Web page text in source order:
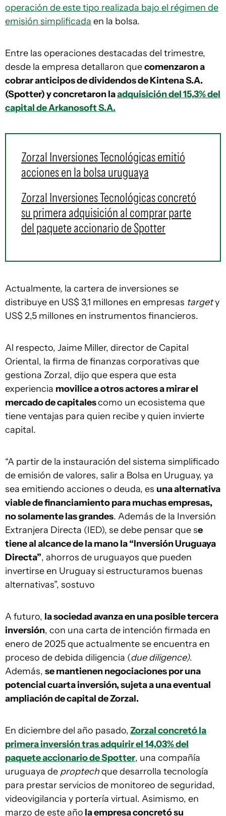
operación de este tipo realizada bajo el régimen de
emisión simplificada en la bolsa.
Entre las operaciones destacadas del trimestre,
desde la empresa detallaron quecomenzaron a
cobrar anticipos de dividendos de Kintena S.A.
(Spotter) y concretaron laadquisición del 15,3% del
capital de Arkanosoft S.A.
Zorzal Inversiones Tecnológicas emitió
acciones en la bolsa uruguaya
Zorzal Inversiones Tecnológicas concretó
su primera adquisición al comprar parte
del paquete accionario de Spotter
Actualmente, la cartera de inversiones se
distribuye en US$ 3,1 millones en empresas targety
US$ 2,5 millones en instrumentos financieros.
Al respecto, Jaime Miller, director de Capital
Oriental, la firma de finanzas corporativas que
gestiona Zorzal, dijo que espera que esta
experiencia movilice a otros actores a mirar el
mercado de capitalescomo un ecosistema que
tiene ventajas para quien recibe y quien invierte
capital.
“A partir de la instauración del sistema simplificado
de emisión de valores, salir a Bolsa en Uruguay, ya
sea emitiendo acciones o deuda, es una alternativa
viable de financiamiento para muchas empresas,
no solamente las grandes. Además de la Inversión
Extranjera Directa (IED), se debe pensar que se
tiene al alcance de la mano la “Inversión Uruguaya
Directa”, ahorros de uruguayos que pueden
invertirse en Uruguay si estructuramos buenas
alternativas”, sostuvo
A futuro, la sociedad avanza en una posible tercera
inversión, con una carta de intención firmada en
enero de 2025 que actualmente se encuentra en
proceso de debida diligencia (due diligence).
Además, se mantienen negociaciones por una
potencial cuarta inversión, sujeta a una eventual
ampliación de capital de Zorzal.
En diciembre del año pasado,Zorzal concretó la
primera inversión tras adquirir el 14,03% del
paquete accionario de Spotter, una compañía
uruguaya de proptechque desarrolla tecnología
para prestar servicios de monitoreo de seguridad,
videovigilancia y portería virtual. Asimismo, en
marzo de este año la empresa concretó su